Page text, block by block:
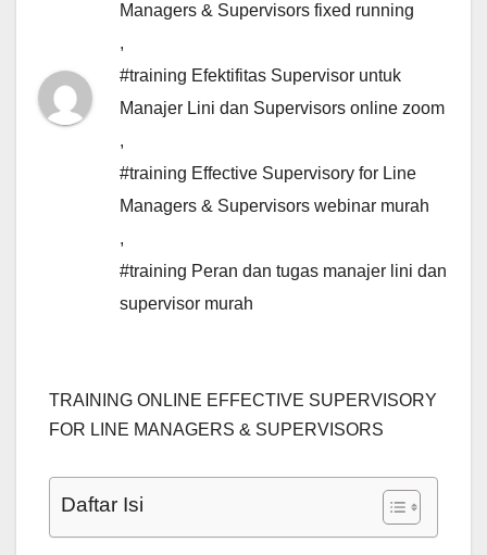
Managers & Supervisors fixed running
,
#training Efektifitas Supervisor untuk
Manajer Lini dan Supervisors online zoom
,
#training Effective Supervisory for Line
Managers & Supervisors webinar murah
,
#training Peran dan tugas manajer lini dan
supervisor murah
TRAINING ONLINE EFFECTIVE SUPERVISORY
FOR LINE MANAGERS & SUPERVISORS
Daftar Isi